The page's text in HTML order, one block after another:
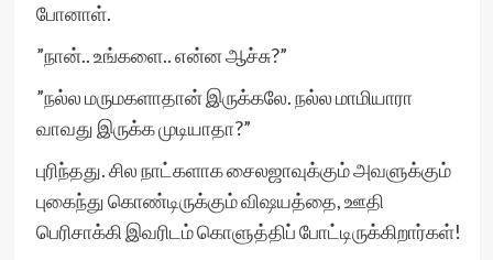
போனாள்.
”நான்.. உங்களை.. என்ன ஆச்சு?”
”நல்ல மருமகளாதான் இருக்கலே. நல்ல மாமியாரா
வாவது இருக்க முடியாதா?”
புரிந்தது. சில நாட்களாக சைலஜாவுக்கும் அவளுக்கும்
புகைந்து கொண்டிருக்கும் விஷயத்தை, ஊதி
பெரிசாக்கி இவரிடம் கொளுத்திப் போட்டிருக்கிறார்கள்!